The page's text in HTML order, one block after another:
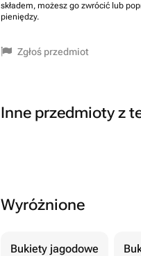
składem, możesz go zwrócić lub
pieniędzy.
Zgłoś przedmiot
Inne przedmioty z
Wyróżnione
Bukiety jagodowe